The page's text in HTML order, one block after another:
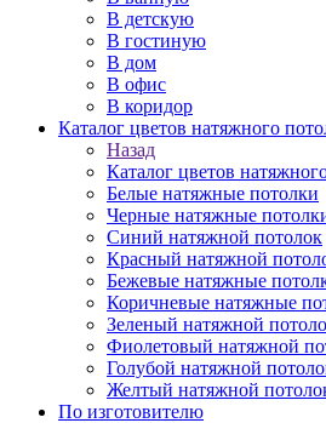
В детскую
В гостиную
В дом
В офис
В коридор
Каталог цветов натяжного
Назад
Каталог цветов
Белые натяжные потолки
Черные натяжные
Синий натяжной потолок
Красный натяжной
Бежевые натяжные
Коричневые натяжные
Зеленый натяжной
Фиолетовый натяжной
Голубой натяжной
Желтый натяжной
По изготовителю